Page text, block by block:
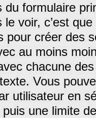
du formulaire
le voir, c’est
pour créer des
au moins
chacune
Vous
utilisateur en
puis une limite